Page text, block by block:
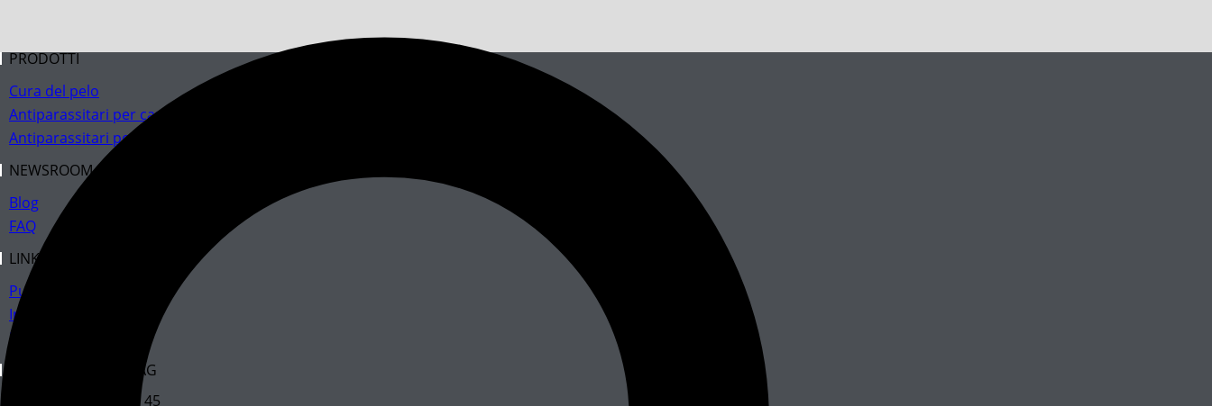
PRODOTTI
Cura del pelo
Antiparassitari per cani
Antiparassitari per gatti
NEWSROOM
Blog
FAQ
LINK
Punto di vendita
Informazioni legali
Protezione dei dati
MARTEC HANDELS AG
Samstagernstrasse 45